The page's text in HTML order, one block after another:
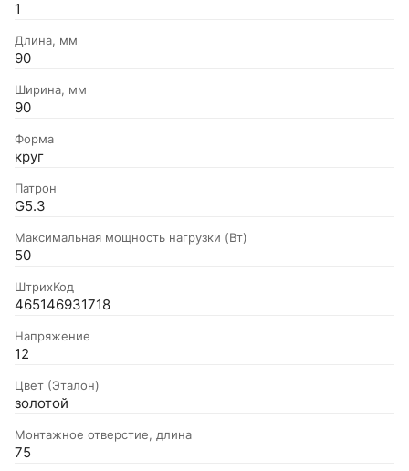
1
Длина, мм
90
Ширина, мм
90
Форма
круг
Патрон
G5.3
Максимальная мощность нагрузки (Вт)
50
ШтрихКод
465146931718
Напряжение
12
Цвет (Эталон)
золотой
Монтажное отверстие, длина
75